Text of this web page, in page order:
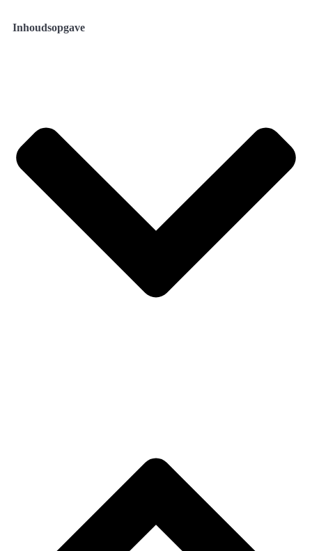
Inhoudsopgave